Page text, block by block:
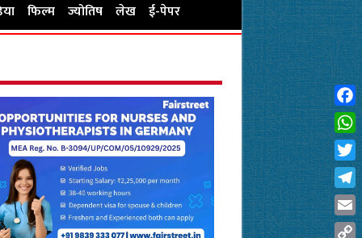
फिल्म ज्योतिष लेख ई-पेपर